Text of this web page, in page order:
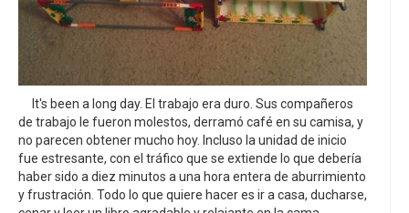
It's been a long day. El trabajo era duro. Sus compañeros
de trabajo le fueron molestos, derramó café en su camisa, y
no parecen obtener mucho hoy. Incluso la unidad de inicio
fue estresante, con el tráfico que se extiende lo que debería
haber sido a diez minutos a una hora entera de aburrimiento
y frustración. Todo lo que quiere hacer es ir a casa, ducharse,